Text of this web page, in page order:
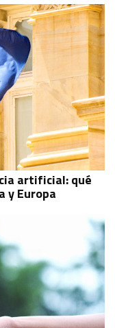
artificial: qué
y Europa